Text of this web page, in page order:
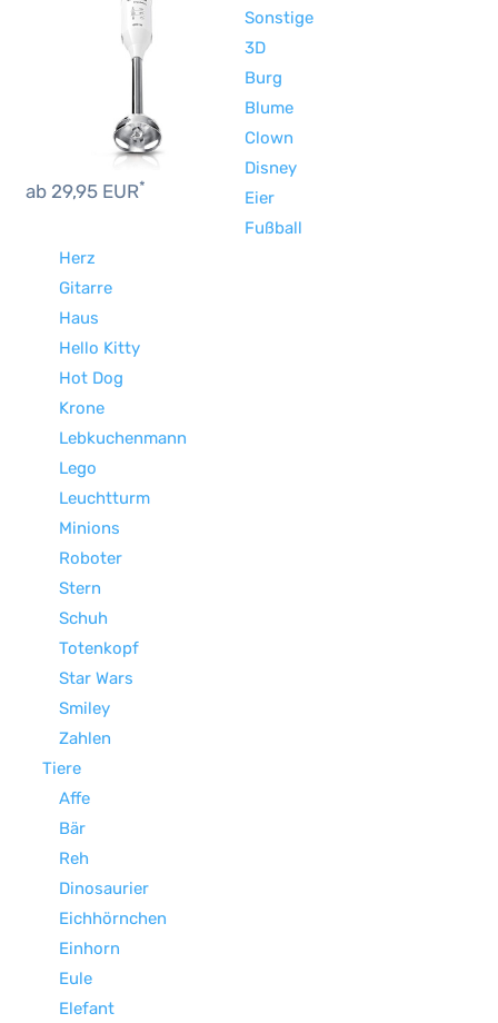
ab 29,95 EUR*
Sonstige
3D
Burg
Blume
Clown
Disney
Eier
Fußball
Herz
Gitarre
Haus
Hello Kitty
Hot Dog
Krone
Lebkuchenmann
Lego
Leuchtturm
Minions
Roboter
Stern
Schuh
Totenkopf
Star Wars
Smiley
Zahlen
Tiere
Affe
Bär
Reh
Dinosaurier
Eichhörnchen
Einhorn
Eule
Elefant